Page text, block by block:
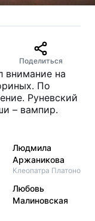
Поделиться
внимание на
По
Руневский
– вампир.
Людмила
Аржаникова
Клеопатра Платоновна
Любовь
Малиновская